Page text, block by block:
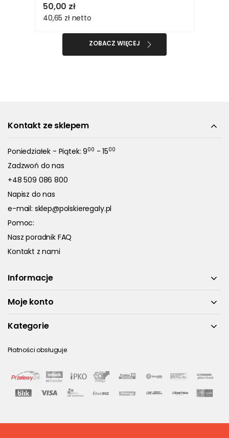
50,00 zł
40,65 zł netto
ZOBACZ WIĘCEJ
Kontakt ze sklepem
Poniedziałek - Piątek: 900 - 1500
Zadzwoń do nas
+48 509 086 800
Napisz do nas
e-mail: sklep@polskieregaly.pl
Pomoc:
Nasz poradnik FAQ
Kontakt z nami
Informacje
Moje konto
Kategorie
Płatności obsługuje